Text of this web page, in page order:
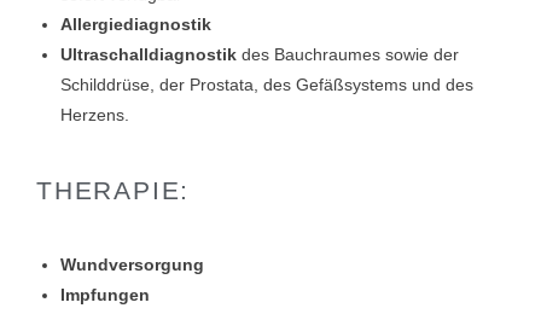
Allergiediagnostik
Ultraschalldiagnostik des Bauchraumes sowie der
Schilddrüse, der Prostata, des Gefäßsystems und des
Herzens.
THERAPIE:
Wundversorgung
Impfungen